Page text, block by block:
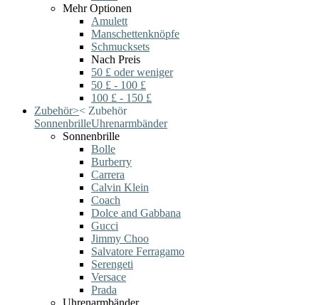
Mehr Optionen
Amulett
Manschettenknöpfe
Schmucksets
Nach Preis
50 £ oder weniger
50 £ - 100 £
100 £ - 150 £
Zubehör>< Zubehör
SonnenbrilleUhrenarmbänder
Sonnenbrille
Bolle
Burberry
Carrera
Calvin Klein
Coach
Dolce and Gabbana
Gucci
Jimmy Choo
Salvatore Ferragamo
Serengeti
Versace
Prada
Uhrenarmbänder